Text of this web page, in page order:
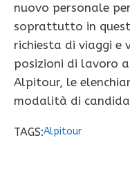
nuovo personale
soprattutto in
richiesta di viaggi e
posizioni di lavoro
Alpitour, le
modalità di
TAGS:Alpitour